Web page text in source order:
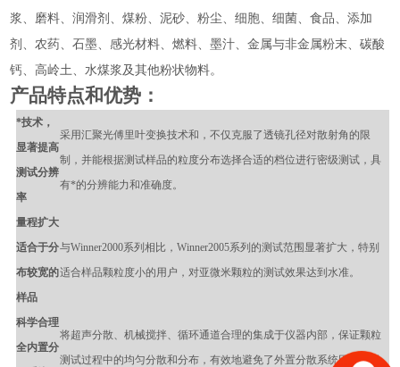
浆、磨料、润滑剂、煤粉、泥砂、粉尘、细胞、细菌、食品、添加
剂、农药、石墨、感光材料、燃料、墨汁、金属与非金属粉末、碳酸
钙、高岭土、水煤浆及其他粉状物料。
产品特点和优势：
*技术，
显著提高
测试分辨
率
采用汇聚光傅里叶变换技术和，不仅克服了透镜孔径对散射角的限
制，并能根据测试样品的粒度分布选择合适的档位进行密级测试，具
有*的分辨能力和准确度。
量程扩大
适合于分
布较宽的
样品
与Winner2000系列相比，Winner2005系列的测试范围显著扩大，特别
适合样品颗粒度小的用户，对亚微米颗粒的测试效果达到水准。
科学合理
全内置分
将超声分散、机械搅拌、循环通道合理的集成于仪器内部，保证颗粒
测试过程中的均匀分散和分布，有效地避免了外置分散系统因管路长